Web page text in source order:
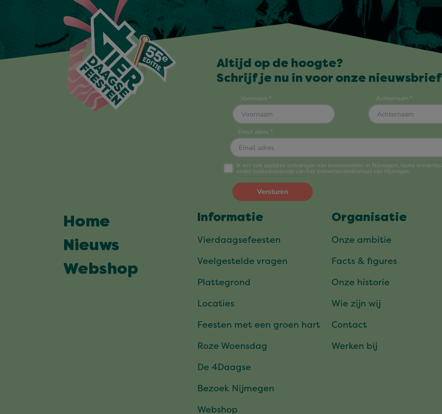
Altijd op de hoogte?
Schrijf je nu in voor onze
Home
Nieuws
Webshop
Informatie
Vierdaagsefeesten
Veelgestelde vragen
Plattegrond
Locaties
Feesten met een groen hart
Roze Woensdag
De 4Daagse
Bezoek Nijmegen
Webshop
Organisatie
Onze ambitie
Facts & figures
Onze historie
Wie zijn wij
Contact
Werken bij